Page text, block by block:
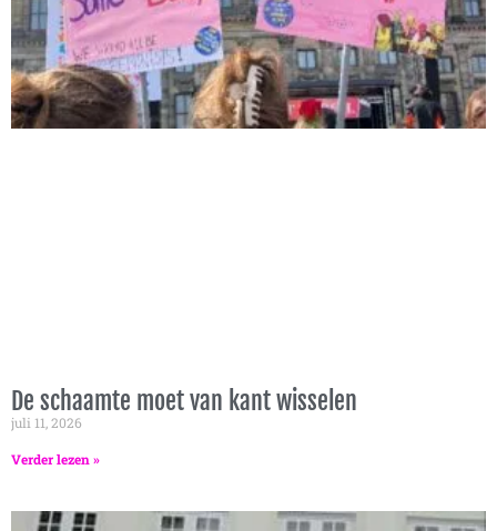
De schaamte moet van kant wisselen
juli 11, 2026
Verder lezen »